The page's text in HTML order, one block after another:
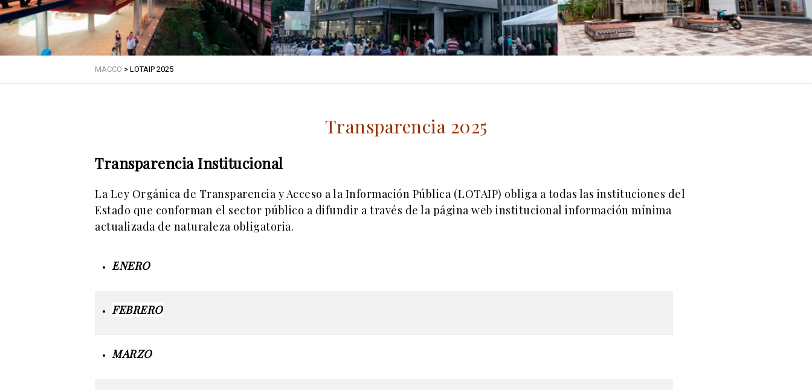
MACCO > LOTAIP 2025
Transparencia 2025
Transparencia Institucional
La Ley Orgánica de Transparencia y Acceso a la Información Pública (LOTAIP) obliga a todas las instituciones del
Estado que conforman el sector público a difundir a través de la página web institucional información mínima
actualizada de naturaleza obligatoria.
ENERO
FEBRERO
MARZO